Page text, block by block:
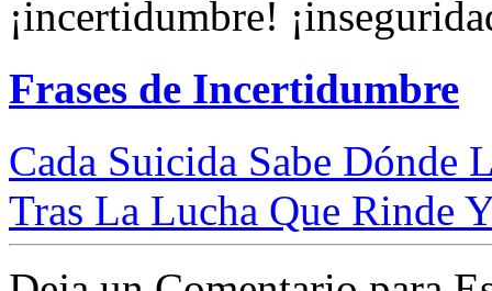
¡incertidumbre!
Frases de Incertidumbre
Cada Suicida Sabe Dónde
Tras La Lucha Que Rinde